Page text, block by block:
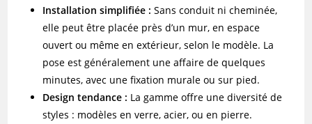
Installation simplifiée : Sans conduit ni cheminée,
elle peut être placée près d’un mur, en espace
ouvert ou même en extérieur, selon le modèle. La
pose est généralement une affaire de quelques
minutes, avec une fixation murale ou sur pied.
Design tendance : La gamme offre une diversité de
styles : modèles en verre, acier, ou en pierre.